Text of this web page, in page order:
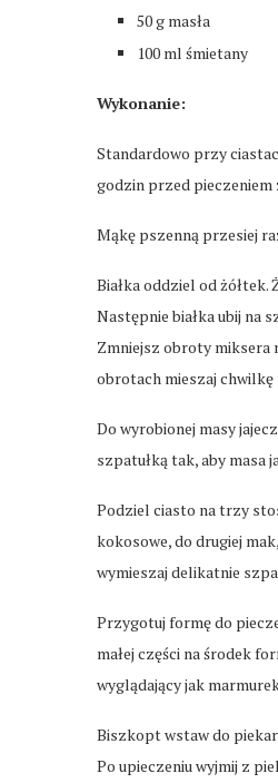
50 g masła
100 ml śmietany
Wykonanie:
Standardowo przy
godzin przed pieczeniem
Mąkę pszenną przesiej
Białka oddziel od
Następnie białka ubij na
Zmniejsz obroty miksera
obrotach mieszaj chwilkę
Do wyrobionej masy
szpatułką tak, aby masa
Podziel ciasto na trzy
kokosowe, do drugiej
wymieszaj delikatnie
Przygotuj formę do
małej części na środek
wyglądający jak
Biszkopt wstaw do
Po upieczeniu wyjmij z